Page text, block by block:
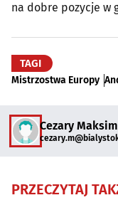
na dobre pozycje w
TAGI
Mistrzostwa Europy
Cezary
PRZECZYTAJ